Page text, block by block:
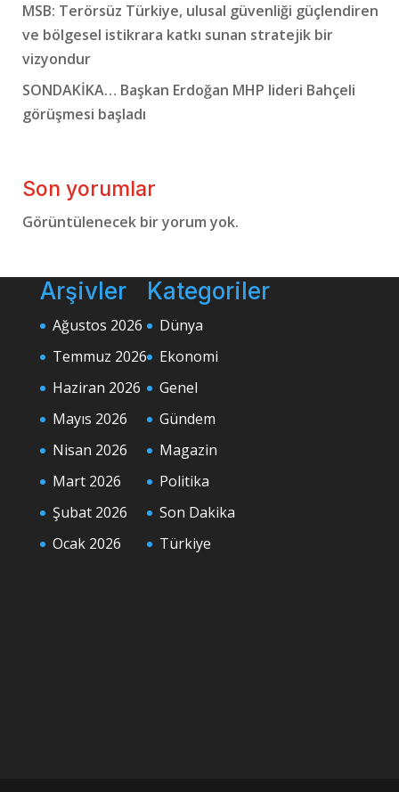
MSB: Terörsüz Türkiye, ulusal güvenliği güçlendiren
ve bölgesel istikrara katkı sunan stratejik bir
vizyondur
SONDAKİKA… Başkan Erdoğan MHP lideri Bahçeli
görüşmesi başladı
Son yorumlar
Görüntülenecek bir yorum yok.
Arşivler
Ağustos 2026
Temmuz 2026
Haziran 2026
Mayıs 2026
Nisan 2026
Mart 2026
Şubat 2026
Ocak 2026
Kategoriler
Dünya
Ekonomi
Genel
Gündem
Magazin
Politika
Son Dakika
Türkiye